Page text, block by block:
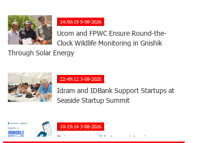
14:50:19 5-08-2026
Ucom and FPWC Ensure Round-the-
Clock Wildlife Monitoring in Gnishik
Through Solar Energy
22:49:12 3-08-2026
Idram and IDBank Support Startups at
Seaside Startup Summit
10:19:14 3-08-2026
It is now possible to register in